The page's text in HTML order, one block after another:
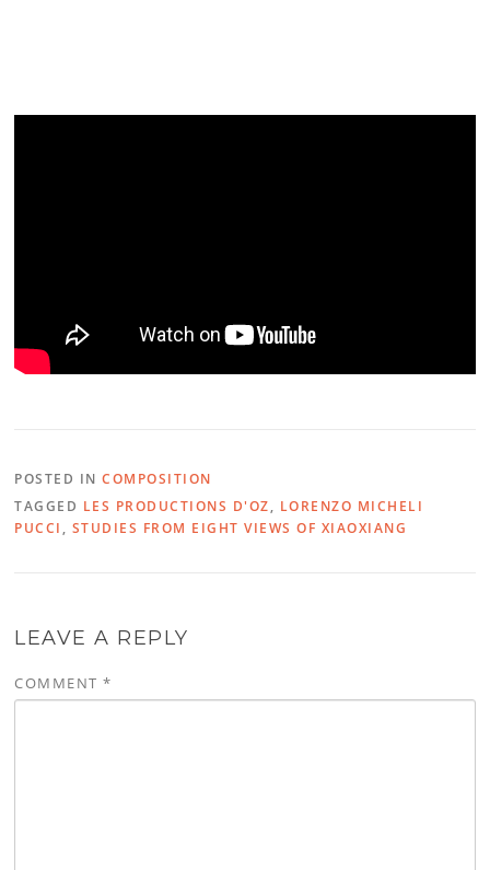
POSTED INCOMPOSITION
TAGGED LES PRODUCTIONS D'OZ, LORENZO MICHELI
PUCCI , STUDIES FROM EIGHT VIEWS OF XIAOXIANG
LEAVE A REPLY
COMMENT*